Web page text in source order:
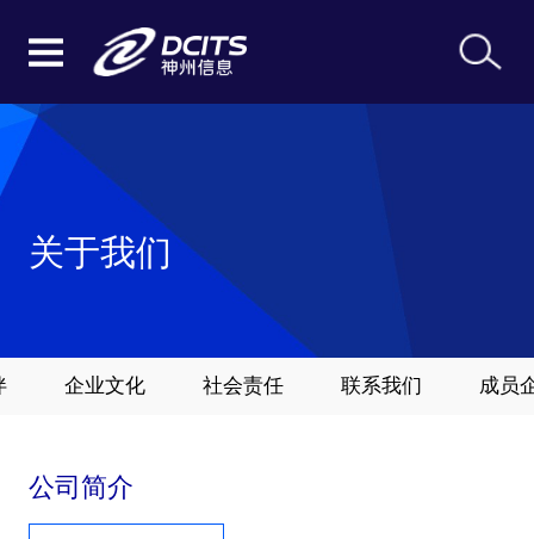
关于我们
企业文化 社会责任 联系我们 成员
公司简介